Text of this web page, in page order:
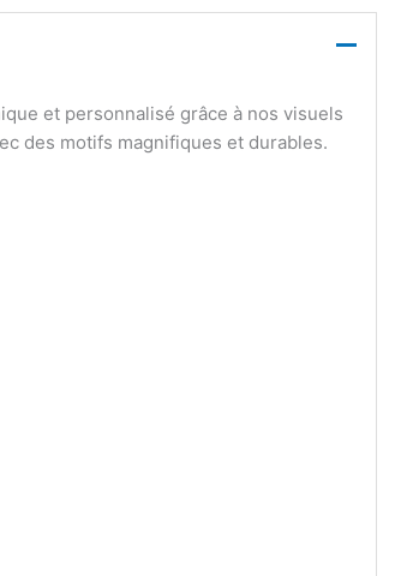
et personnalisé grâce à nos visuels
des motifs magnifiques et durables.